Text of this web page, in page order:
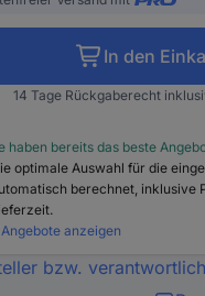
In den
14 Tage Rückgaberecht
haben bereits das beste
optimale Auswahl für die
berechnet, inklusive
Angebote anzeigen
bzw.